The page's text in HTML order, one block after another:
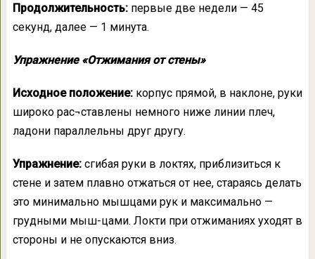
Продолжительность:первые две недели — 45
секунд, далее — 1 минута.
Упражнение «Отжимания от стены»
Исходное положение:корпус прямой, в наклоне, руки
широко рас¬ставлены немного ниже линии плеч,
ладони параллельны друг другу.
Упражнение:сгибая руки в локтях, приблизиться к
стене и затем плавно отжаться от нее, стараясь делать
это минимально мышцами рук и максимально —
грудными мыш-цами. Локти при отжиманиях уходят в
стороны и не опускаются вниз.